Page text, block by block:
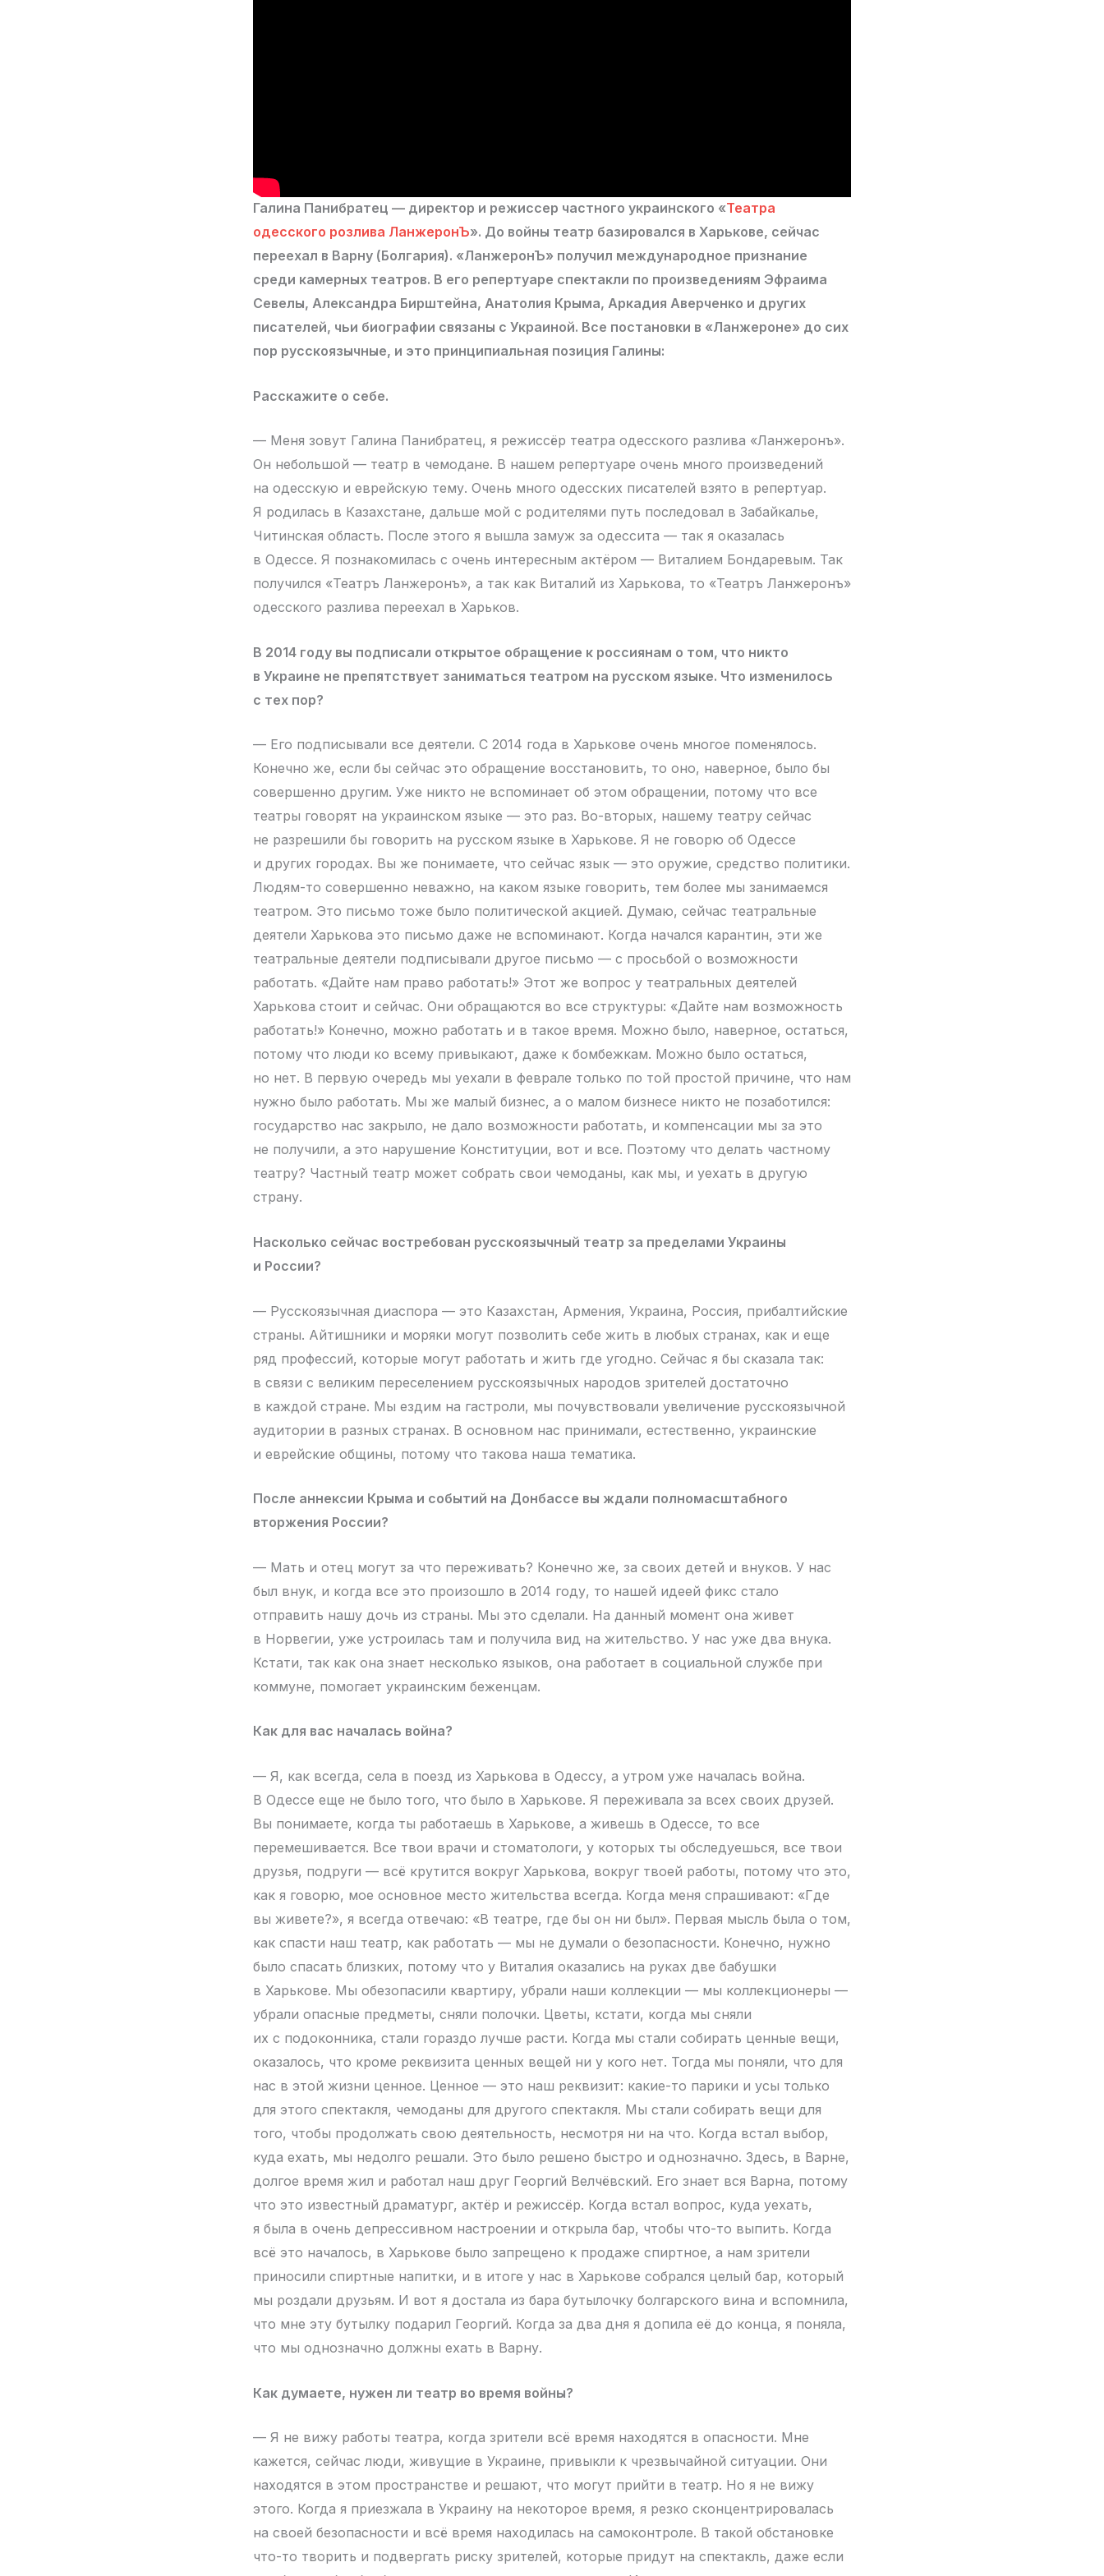
Галина Панибратец — директор и режиссер частного украинского «Театра
одесского розлива ЛанжеронЪ». До войны театр базировался в Харькове, сейчас
переехал в Варну (Болгария). «ЛанжеронЪ» получил международное признание
среди камерных театров. В его репертуаре спектакли по произведениям Эфраима
Севелы, Александра Бирштейна, Анатолия Крыма, Аркадия Аверченко и других
писателей, чьи биографии связаны с Украиной. Все постановки в «Ланжероне» до сих
пор русскоязычные, и это принципиальная позиция Галины:
Расскажите о себе.
— Меня зовут Галина Панибратец, я режиссёр театра одесского разлива «Ланжеронъ».
Он небольшой — театр в чемодане. В нашем репертуаре очень много произведений
на одесскую и еврейскую тему. Очень много одесских писателей взято в репертуар.
Я родилась в Казахстане, дальше мой с родителями путь последовал в Забайкалье,
Читинская область. После этого я вышла замуж за одессита — так я оказалась
в Одессе. Я познакомилась с очень интересным актёром — Виталием Бондаревым. Так
получился «Театръ Ланжеронъ», а так как Виталий из Харькова, то «Театръ Ланжеронъ»
одесского разлива переехал в Харьков.
В 2014 году вы подписали открытое обращение к россиянам о том, что никто
в Украине не препятствует заниматься театром на русском языке. Что изменилось
с тех пор?
— Его подписывали все деятели. С 2014 года в Харькове очень многое поменялось.
Конечно же, если бы сейчас это обращение восстановить, то оно, наверное, было бы
совершенно другим. Уже никто не вспоминает об этом обращении, потому что все
театры говорят на украинском языке — это раз. Во-вторых, нашему театру сейчас
не разрешили бы говорить на русском языке в Харькове. Я не говорю об Одессе
и других городах. Вы же понимаете, что сейчас язык — это оружие, средство политики.
Людям-то совершенно неважно, на каком языке говорить, тем более мы занимаемся
театром. Это письмо тоже было политической акцией. Думаю, сейчас театральные
деятели Харькова это письмо даже не вспоминают. Когда начался карантин, эти же
театральные деятели подписывали другое письмо — с просьбой о возможности
работать. «Дайте нам право работать!» Этот же вопрос у театральных деятелей
Харькова стоит и сейчас. Они обращаются во все структуры: «Дайте нам возможность
работать!» Конечно, можно работать и в такое время. Можно было, наверное, остаться,
потому что люди ко всему привыкают, даже к бомбежкам. Можно было остаться,
но нет. В первую очередь мы уехали в феврале только по той простой причине, что нам
нужно было работать. Мы же малый бизнес, а о малом бизнесе никто не позаботился:
государство нас закрыло, не дало возможности работать, и компенсации мы за это
не получили, а это нарушение Конституции, вот и все. Поэтому что делать частному
театру? Частный театр может собрать свои чемоданы, как мы, и уехать в другую
страну.
Насколько сейчас востребован русскоязычный театр за пределами Украины
и России?
— Русскоязычная диаспора — это Казахстан, Армения, Украина, Россия, прибалтийские
страны. Айтишники и моряки могут позволить себе жить в любых странах, как и еще
ряд профессий, которые могут работать и жить где угодно. Сейчас я бы сказала так:
в связи с великим переселением русскоязычных народов зрителей достаточно
в каждой стране. Мы ездим на гастроли, мы почувствовали увеличение русскоязычной
аудитории в разных странах. В основном нас принимали, естественно, украинские
и еврейские общины, потому что такова наша тематика.
После аннексии Крыма и событий на Донбассе вы ждали полномасштабного
вторжения России?
— Мать и отец могут за что переживать? Конечно же, за своих детей и внуков. У нас
был внук, и когда все это произошло в 2014 году, то нашей идеей фикс стало
отправить нашу дочь из страны. Мы это сделали. На данный момент она живет
в Норвегии, уже устроилась там и получила вид на жительство. У нас уже два внука.
Кстати, так как она знает несколько языков, она работает в социальной службе при
коммуне, помогает украинским беженцам.
Как для вас началась война?
— Я, как всегда, села в поезд из Харькова в Одессу, а утром уже началась война.
В Одессе еще не было того, что было в Харькове. Я переживала за всех своих друзей.
Вы понимаете, когда ты работаешь в Харькове, а живешь в Одессе, то все
перемешивается. Все твои врачи и стоматологи, у которых ты обследуешься, все твои
друзья, подруги — всё крутится вокруг Харькова, вокруг твоей работы, потому что это,
как я говорю, мое основное место жительства всегда. Когда меня спрашивают: «Где
вы живете?», я всегда отвечаю: «В театре, где бы он ни был». Первая мысль была о том,
как спасти наш театр, как работать — мы не думали о безопасности. Конечно, нужно
было спасать близких, потому что у Виталия оказались на руках две бабушки
в Харькове. Мы обезопасили квартиру, убрали наши коллекции — мы коллекционеры —
убрали опасные предметы, сняли полочки. Цветы, кстати, когда мы сняли
их с подоконника, стали гораздо лучше расти. Когда мы стали собирать ценные вещи,
оказалось, что кроме реквизита ценных вещей ни у кого нет. Тогда мы поняли, что для
нас в этой жизни ценное. Ценное — это наш реквизит: какие-то парики и усы только
для этого спектакля, чемоданы для другого спектакля. Мы стали собирать вещи для
того, чтобы продолжать свою деятельность, несмотря ни на что. Когда встал выбор,
куда ехать, мы недолго решали. Это было решено быстро и однозначно. Здесь, в Варне,
долгое время жил и работал наш друг Георгий Велчёвский. Его знает вся Варна, потому
что это известный драматург, актёр и режиссёр. Когда встал вопрос, куда уехать,
я была в очень депрессивном настроении и открыла бар, чтобы что-то выпить. Когда
всё это началось, в Харькове было запрещено к продаже спиртное, а нам зрители
приносили спиртные напитки, и в итоге у нас в Харькове собрался целый бар, который
мы роздали друзьям. И вот я достала из бара бутылочку болгарского вина и вспомнила,
что мне эту бутылку подарил Георгий. Когда за два дня я допила её до конца, я поняла,
что мы однозначно должны ехать в Варну.
Как думаете, нужен ли театр во время войны?
— Я не вижу работы театра, когда зрители всё время находятся в опасности. Мне
кажется, сейчас люди, живущие в Украине, привыкли к чрезвычайной ситуации. Они
находятся в этом пространстве и решают, что могут прийти в театр. Но я не вижу
этого. Когда я приезжала в Украину на некоторое время, я резко сконцентрировалась
на своей безопасности и всё время находилась на самоконтроле. В такой обстановке
что-то творить и подвергать риску зрителей, которые придут на спектакль, даже если